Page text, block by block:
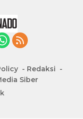
Redaksi
Siber